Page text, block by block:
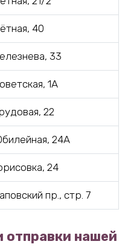
40
33
1А
22
24А
24
пр., стр. 7
отправки нашей